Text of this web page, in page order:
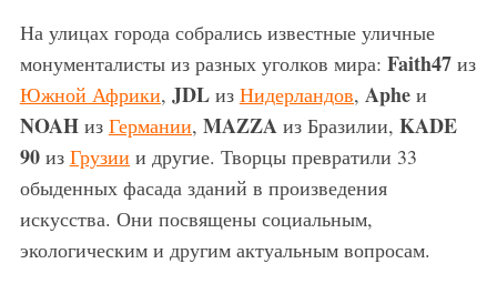
На улицах города собрались известные уличные
монументалисты из разных уголков мира: Faith47из
Южной Африки, JDLиз Нидерландов, Apheи
NOAHиз Германии, MAZZAиз Бразилии, KADE
90из Грузии и другие. Творцы превратили 33
обыденных фасада зданий в произведения
искусства. Они посвящены социальным,
экологическим и другим актуальным вопросам.